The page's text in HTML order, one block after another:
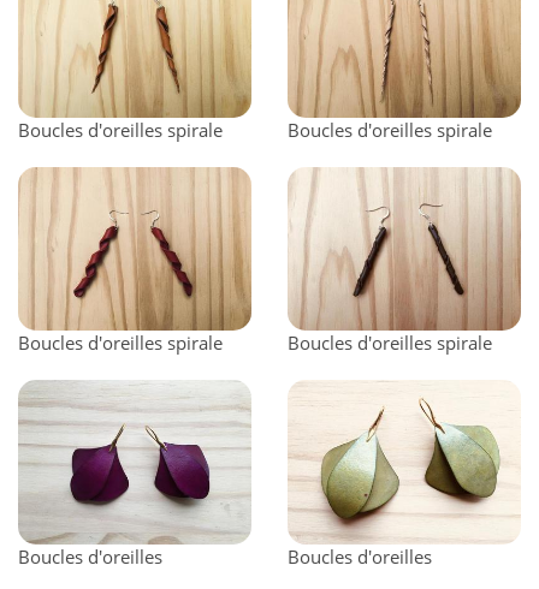
Boucles d'oreilles spirale Boucles d'oreilles spirale
Boucles d'oreilles spirale Boucles d'oreilles spirale
Boucles d'oreilles Boucles d'oreilles